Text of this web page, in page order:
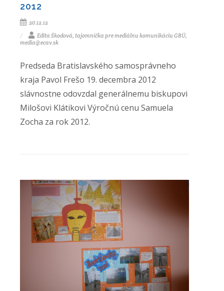
2012
20.12.12
Edita Škodová, tajomníčka pre mediálnu komunikáciu GBÚ,
media@ecav.sk
Predseda Bratislavského samosprávneho
kraja Pavol Frešo 19. decembra 2012
slávnostne odovzdal generálnemu biskupovi
Milošovi Klátikovi Výročnú cenu Samuela
Zocha za rok 2012.